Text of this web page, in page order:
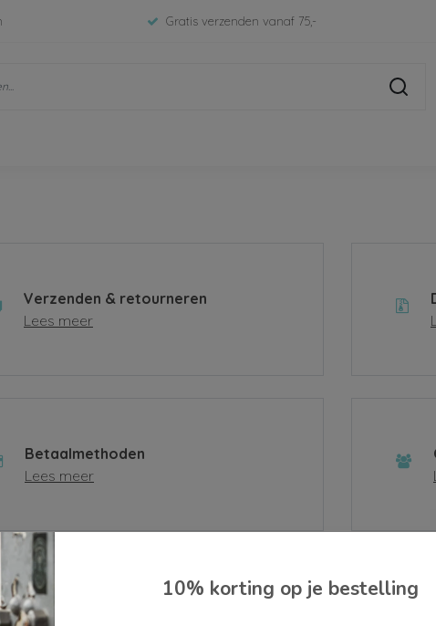
Gratis verzenden vanaf 75,-
Verzenden & retourneren
Lees meer
Betaalmethoden
Lees meer
in of neem contact met ons op via
10% korting op je bestelling